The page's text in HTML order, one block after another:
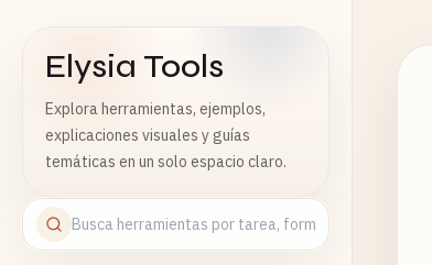
Elysia Tools
Explora herramientas, ejemplos,
explicaciones visuales y guías
temáticas en un solo espacio claro.